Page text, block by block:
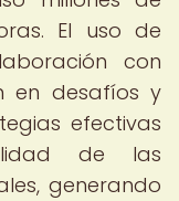
El uso de
con
en desafíos y
efectivas
de las
generando